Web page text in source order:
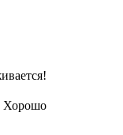
Хорошо